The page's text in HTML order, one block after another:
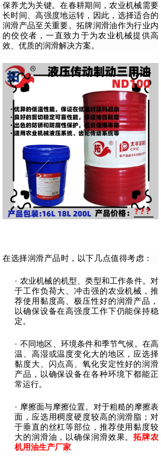
保养尤为关键。在春耕期间，农业机械需要
长时间、高强度地运转，因此，选择适合的
润滑产品至关重要。拓牌润滑油作为行业内
的佼佼者，一直致力于为农业机械提供高
效、优质的润滑解决方案。
在选择润滑产品时，以下几点值得考虑：
· 农业机械的机型、类型和工作条件。对
于工作负荷大、冲击强的农业机械，推
荐使用黏度高、极压性好的润滑产品，
以确保设备在高强度工作下仍能保持稳
定。
· 不同地区、环境条件和季节气候。在高
温、高湿或温度变化大的地区，应选择
黏度大、闪点高、氧化安定性好的润滑
产品，以确保设备在各种环境下都能正
常运行。
· 摩擦面与摩擦位置。对于粗糙的摩擦表
面，应选用稠度硬度较高的润滑脂；对
于垂直的丝杠等部位，推荐使用黏度较
大的润滑油，以确保润滑效果。拓牌农
机用油生产厂家